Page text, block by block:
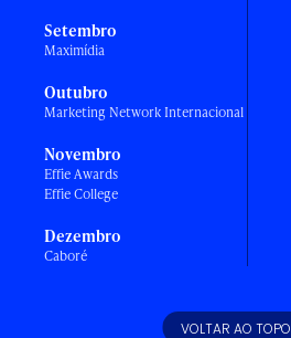
Setembro
Maximídia
Outubro
Marketing Network Internacional
Novembro
Effie Awards
Effie College
Dezembro
Caboré
VOLTAR AO TOPO